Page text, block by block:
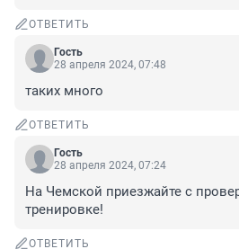
ОТВЕТИТЬ
Гость
28 апреля 2024, 07:48
таких много
ОТВЕТИТЬ
Гость
28 апреля 2024, 07:24
На Чемской приезжайте с
тренировке!
ОТВЕТИТЬ